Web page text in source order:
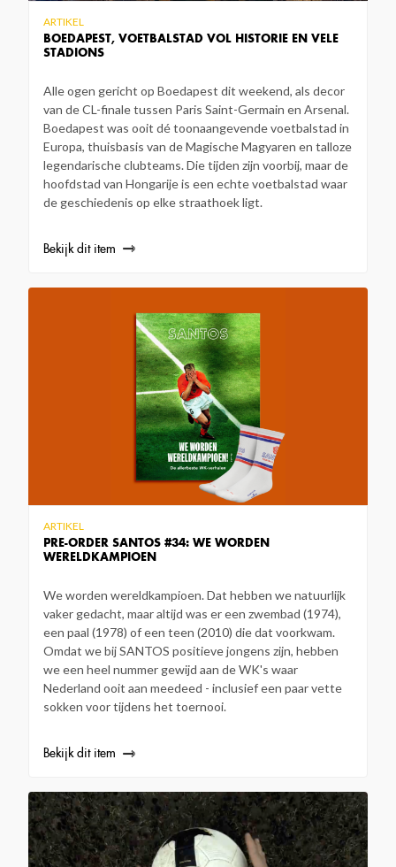
BOEDAPEST, VOETBALSTAD VOL HISTORIE EN VELE
STADIONS
ARTIKEL
Alle ogen gericht op Boedapest dit weekend, als decor
van de CL-finale tussen Paris Saint-Germain en Arsenal.
Boedapest was ooit dé toonaangevende voetbalstad in
Europa, thuisbasis van de Magische Magyaren en talloze
legendarische clubteams. Die tijden zijn voorbij, maar de
hoofdstad van Hongarije is een echte voetbalstad waar
de geschiedenis op elke straathoek ligt.
Bekijk dit item
PRE-ORDER SANTOS #34: WE WORDEN
WERELDKAMPIOEN
ARTIKEL
We worden wereldkampioen. Dat hebben we natuurlijk
vaker gedacht, maar altijd was er een zwembad (1974),
een paal (1978) of een teen (2010) die dat voorkwam.
Omdat we bij SANTOS positieve jongens zijn, hebben
we een heel nummer gewijd aan de WK's waar
Nederland ooit aan meedeed - inclusief een paar vette
sokken voor tijdens het toernooi.
Bekijk dit item